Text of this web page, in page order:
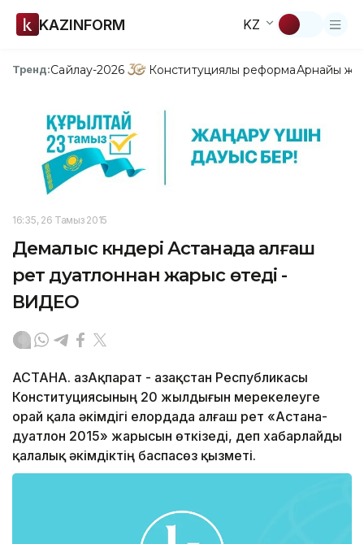
KAZINFORM KZ
Тренд:Сайлау-2026 Конституциялық реформаАрнайы
16:35, 26 Тамыз 2015
Демалыс күндері Астанада алғаш
рет дуатлоннан жарыс өтеді -
ВИДЕО
АСТАНА. ҚазАқпарат - Қазақстан Республикасы
Конституциясының 20 жылдығын мерекелеуге
орай қала әкімдігі елордада алғаш рет «Астана-
дуатлон 2015» жарысын өткізеді, деп хабарлайды
қалалық әкімдіктің баспасөз қызметі.